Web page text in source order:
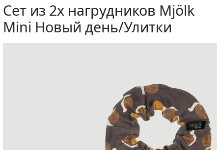
Сет из 2х нагрудников Mjölk
Mini Новый день/Улитки